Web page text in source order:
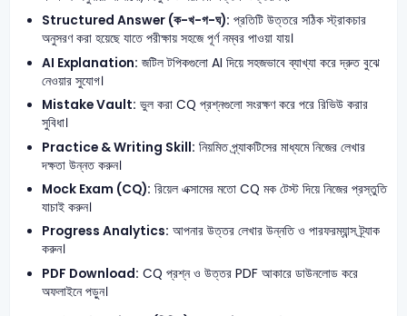
Structured Answer (ক-খ-গ-ঘ): প্রতিটি উত্তরে সঠিক স্ট্রাকচার
অনুসরণ করা হয়েছে যাতে পরীক্ষায় সহজে পূর্ণ নম্বর পাওয়া যায়।
AI Explanation: জটিল টপিকগুলো AI দিয়ে সহজভাবে ব্যাখ্যা করে দ্রুত বুঝে
নেওয়ার সুযোগ।
Mistake Vault: ভুল করা CQ প্রশ্নগুলো সংরক্ষণ করে পরে রিভিউ করার
সুবিধা।
Practice & Writing Skill: নিয়মিত প্র্যাকটিসের মাধ্যমে নিজের লেখার
দক্ষতা উন্নত করুন।
Mock Exam (CQ): রিয়েল এক্সামের মতো CQ মক টেস্ট দিয়ে নিজের প্রস্তুতি
যাচাই করুন।
Progress Analytics: আপনার উত্তর লেখার উন্নতি ও পারফরম্যান্স ট্র্যাক
করুন।
PDF Download: CQ প্রশ্ন ও উত্তর PDF আকারে ডাউনলোড করে
অফলাইনে পড়ুন।